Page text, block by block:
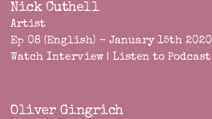
Nick Cuthell
Artist
Ep 08 (English) - January 15th 2020
Watch Interview | Listen to Podcast
Oliver Gingrich